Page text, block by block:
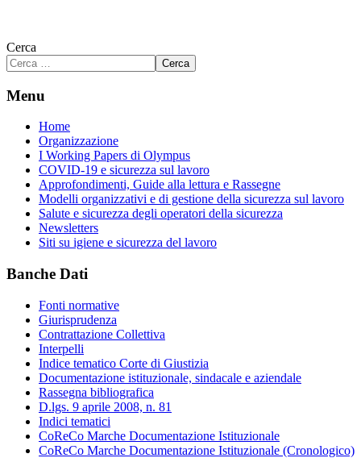
Cerca
Cerca
Menu
Home
Organizzazione
I Working Papers di Olympus
COVID-19 e sicurezza sul lavoro
Approfondimenti, Guide alla lettura e Rassegne
Modelli organizzativi e di gestione della sicurezza sul lavoro
Salute e sicurezza degli operatori della sicurezza
Newsletters
Siti su igiene e sicurezza del lavoro
Banche Dati
Fonti normative
Giurisprudenza
Contrattazione Collettiva
Interpelli
Indice tematico Corte di Giustizia
Documentazione istituzionale, sindacale e aziendale
Rassegna bibliografica
D.lgs. 9 aprile 2008, n. 81
Indici tematici
CoReCo Marche Documentazione Istituzionale
CoReCo Marche Documentazione Istituzionale (Cronologico)